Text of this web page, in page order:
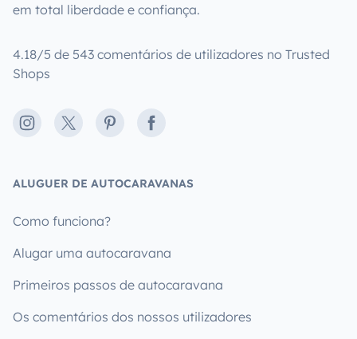
em total liberdade e confiança.
4.18/5 de 543 comentários de utilizadores no Trusted
Shops
Instagram
X PinterestFacebook
ALUGUER DE AUTOCARAVANAS
Como funciona?
Alugar uma autocaravana
Primeiros passos de autocaravana
Os comentários dos nossos utilizadores